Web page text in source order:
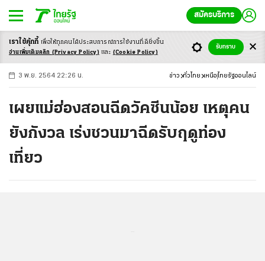
สมัครบริการ
-ก ก ก+
3 พ.ย. 2564 22:26 น. ข่าว ทั่วไทย เหนือ ไทยรัฐออนไลน์
เผยแม่ฮ่องสอนฉีดวัคซีนน้อย เหตุคน
ยังกังวล เร่งชวนมาฉีดรับฤดูท่อง
เที่ยว
เราใช้คุ้กกี้ เพื่อให้ทุกคนได้ประสบการณ์การใช้งานที่ดียิ่งขึ้น
อ่านเพิ่มเติมคลิก (Privacy Policy) และ (Cookie Policy)
รับทราบ